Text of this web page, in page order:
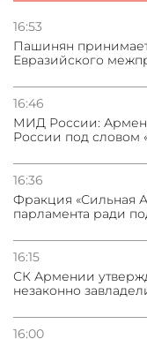
16:53
Пашинян принимает
Евразийского
16:46
МИД России:
России под словом
16:36
Фракция «Сильная
парламента ради
16:15
СК Армении
незаконно
16:00
31.07.2026
31.07.2026
условии